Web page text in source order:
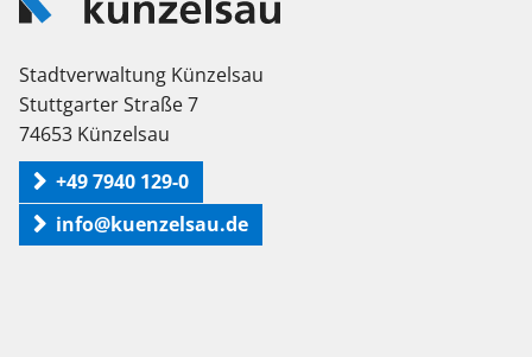
Stadtverwaltung Künzelsau
Stuttgarter Straße 7
74653 Künzelsau
+49 7940 129-0
info@kuenzelsau.de